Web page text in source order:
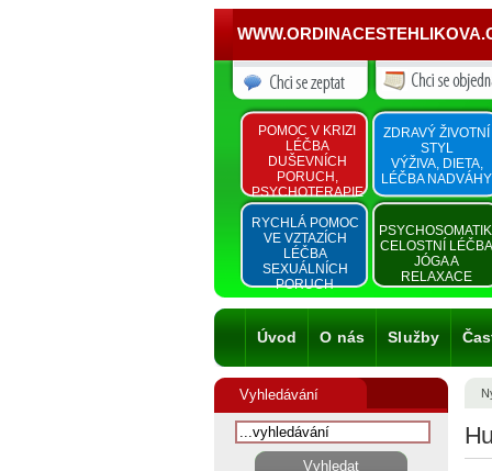
POMOC V KRIZI
LÉČBA
DUŠEVNÍCH
PORUCH,
PSYCHOTERAPIE
ZDRAVÝ ŽIVOTNÍ
STYL
VÝŽIVA, DIETA,
LÉČBA NADVÁHY
RYCHLÁ POMOC
VE VZTAZÍCH
LÉČBA
SEXUÁLNÍCH
PORUCH
CELOSTNÍ LÉČBA
JÓGA A
RELAXACE
Úvod O nás Služby
Vyhledávání